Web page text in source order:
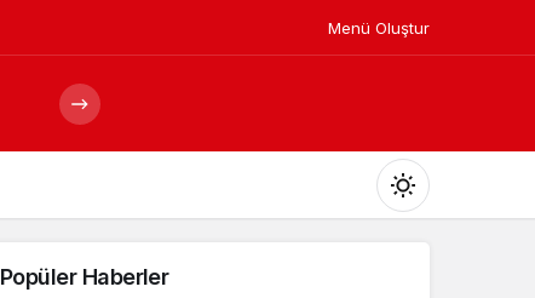
Menü Oluştur
Mod
değiştir
Popüler Haberler